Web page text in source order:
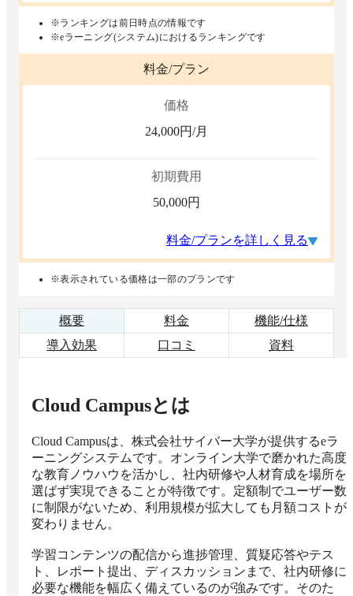
※ランキングは前日時点の情報です
※eラーニング(システム)におけるランキングです
料金/プラン
価格
24,000円/月
初期費用
50,000円
料金/プランを詳しく見る
※表示されている価格は一部のプランです
概要 料金
機能/仕様
導入効果
口コミ 資料
Cloud Campusとは
Cloud Campusは、株式会社サイバー大学が提供するeラ
ーニングシステムです。オンライン大学で磨かれた高度
な教育ノウハウを活かし、社内研修や人材育成を場所を
選ばず実現できることが特徴です。定額制でユーザー数
に制限がないため、利用規模が拡大しても月額コストが
変わりません。
学習コンテンツの配信から進捗管理、質疑応答やテス
ト、レポート提出、ディスカッションまで、社内研修に
必要な機能を幅広く備えているのが強みです。そのた